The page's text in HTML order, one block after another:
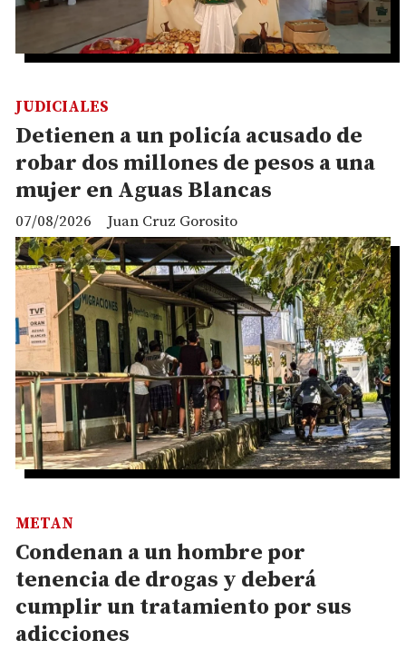
Detienen a un policía acusado de
robar dos millones de pesos a una
mujer en Aguas Blancas
Juan Cruz Gorosito
JUDICIALES
07/08/2026
Condenan a un hombre por
tenencia de drogas y deberá
cumplir un tratamiento por sus
adicciones
METAN